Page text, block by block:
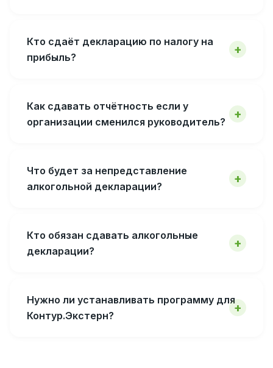
Кто сдаёт декларацию по налогу на
прибыль?
Как сдавать отчётность если у
организации сменился руководитель?
Что будет за непредставление
алкогольной декларации?
Кто обязан сдавать алкогольные
декларации?
Нужно ли устанавливать программу для
Контур.Экстерн?